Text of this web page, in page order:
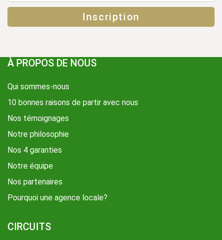
À PROPOS DE NOUS
Qui sommes-nous
10 bonnes raisons de partir avec nous
Nos témoignages
Notre philosophie
Nos 4 garanties
Notre équipe
Nos partenaires
Pourquoi une agence locale?
CIRCUITS